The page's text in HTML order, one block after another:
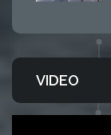
VIDEO